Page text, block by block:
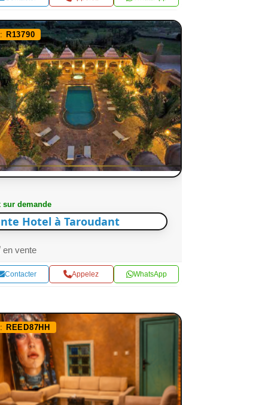
R13790
sur demande
Hotel à Taroudant
en vente
Contacter Appelez WhatsApp
REED87HH